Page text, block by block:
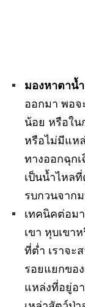
มองหาตาน้ำ
ออกมา พอจ
น้อย หรือใ
หรือไม่มีแห
ทางออกฉุก
เป็นน้ำไหล
รบกวนจาก
เทคนิคต่อม
เขา หุบเขา
ที่ต่ำ เราจะ
รอยแยกขอ
แหล่งที่อยู่อ